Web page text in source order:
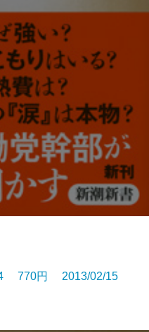
4 770円 2013/02/15